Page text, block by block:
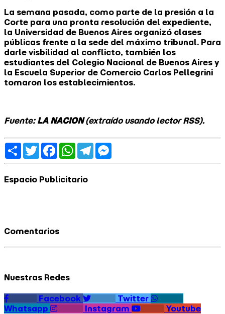
La semana pasada, como parte de la presión a la
Corte para una pronta resolución del expediente,
la Universidad de Buenos Aires organizó clases
públicas frente a la sede del máximo tribunal. Para
darle visbilidad al conflicto, también los
estudiantes del Colegio Nacional de Buenos Aires y
la Escuela Superior de Comercio Carlos Pellegrini
tomaron los establecimientos.
Fuente: LA NACION(extraído usando lector RSS).
ShareTwitterFacebook
WhatsApp
Telegram
Espacio Publicitario
Comentarios
Nuestras Redes
Facebook
Twitter
Whatsapp
Instagram Youtube